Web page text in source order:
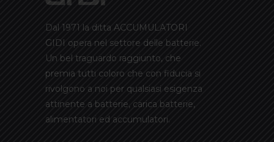
Dal 1971 la ditta ACCUMULATORI
GIDI opera nel settore delle batterie.
Un bel traguardo raggiunto, che
premia tutti coloro che con fiducia si
rivolgono a noi per qualsiasi esigenza
attinente a batterie, carica batterie,
alimentatori ed accumulatori.